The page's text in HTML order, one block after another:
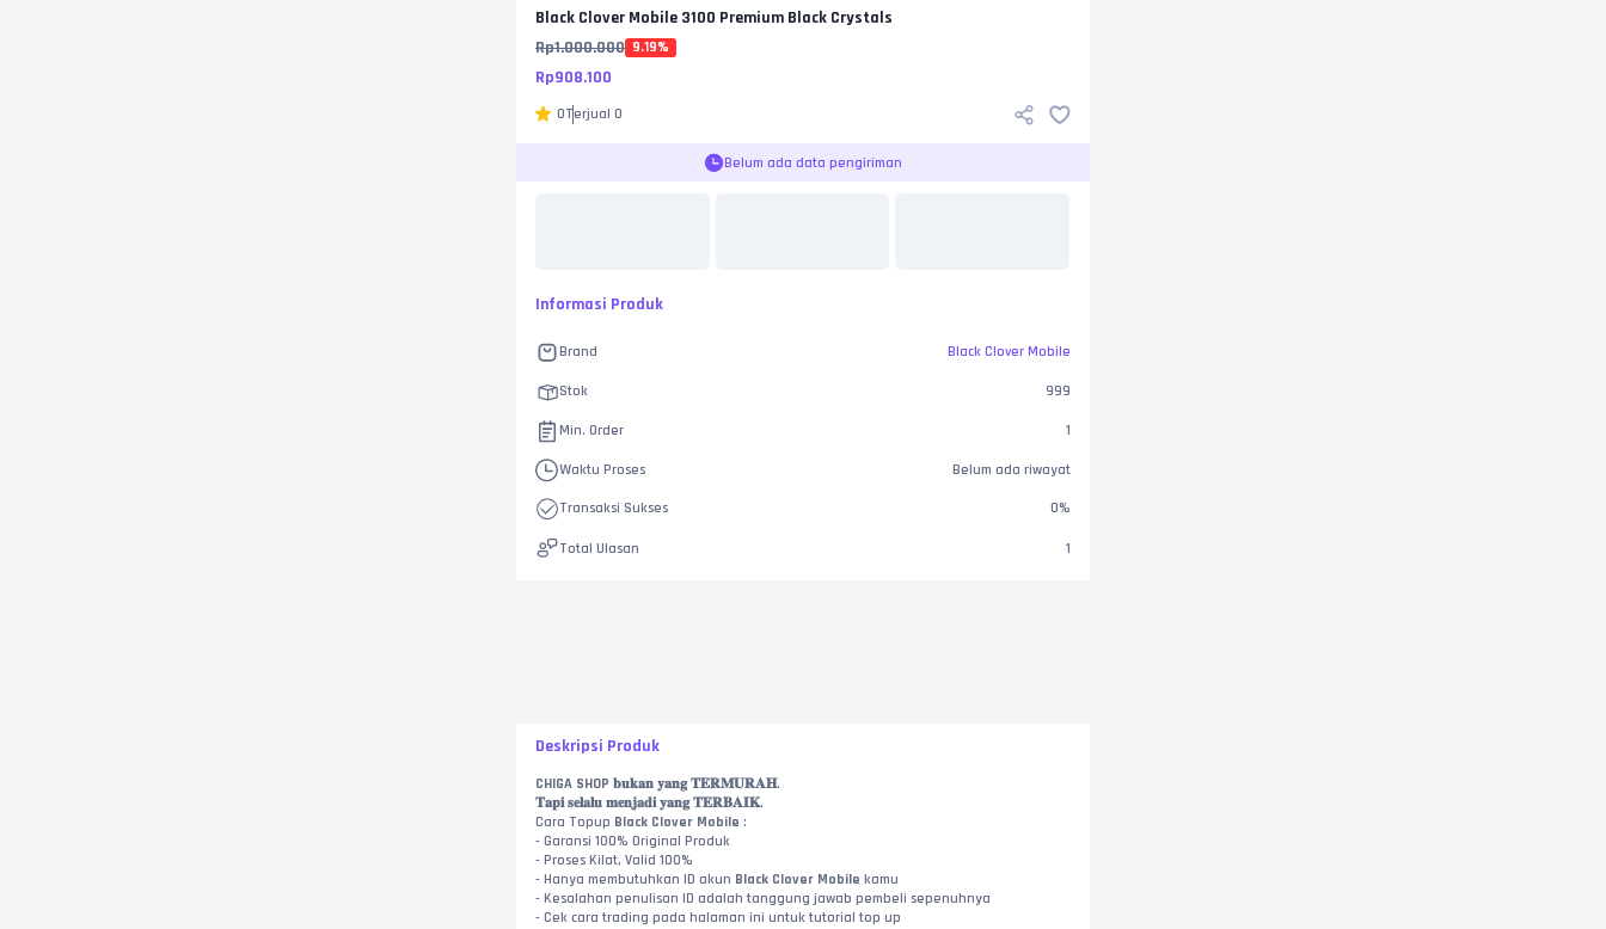
Black Clover Mobile 3100 Premium Black Crystals
Rp1.000.000 9.19%
Rp908.100
0Terjual 0
Belum ada data pengiriman
Informasi Produk
Brand Black Clover Mobile
Stok 999
Min. Order 1
Waktu Proses Belum ada riwayat
Transaksi Sukses 0%
Total Ulasan 1
Deskripsi Produk
CHIGA SHOP 𝐛𝐮𝐤𝐚𝐧 𝐲𝐚𝐧𝐠 𝐓𝐄𝐑𝐌𝐔𝐑𝐀𝐇.
𝐓𝐚𝐩𝐢 𝐬𝐞𝐥𝐚𝐥𝐮 𝐦𝐞𝐧𝐣𝐚𝐝𝐢 𝐲𝐚𝐧𝐠 𝐓𝐄𝐑𝐁𝐀𝐈𝐊.
Cara Topup Black Clover Mobile :
- Garansi 100% Original Produk
- Proses Kilat, Valid 100%
- Hanya membutuhkan ID akun Black Clover Mobile kamu
- Kesalahan penulisan ID adalah tanggung jawab pembeli sepenuhnya
- Cek cara trading pada halaman ini untuk tutorial top up